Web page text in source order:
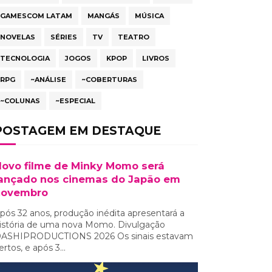
GAMESCOM LATAM MANGÁS MÚSICA
NOVELAS SÉRIES TV TEATRO
TECNOLOGIA JOGOS KPOP LIVROS
RPG ~ANÁLISE ~COBERTURAS
~COLUNAS ~ESPECIAL
EM DESTAQUE
filme de Minky Momo será
nos cinemas do Japão em
32 anos, produção inédita apresentará a
de uma nova Momo. Divulgação
2026 Os sinais estavam
e após 3...